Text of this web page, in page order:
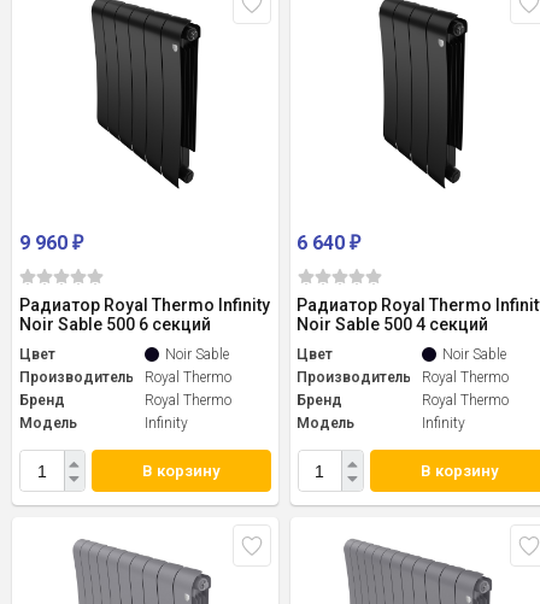
9 960 ₽
Радиатор Royal Thermo Infinity
Noir Sable 500 6 секций
Цвет
Noir Sable
Производитель
Royal Thermo
Бренд
Royal Thermo
Модель
Infinity
В корзину
6 640₽
Радиатор Royal Thermo
Noir Sable 500 4 секций
Цвет
Noir Sable
Производитель
Royal Thermo
Бренд
Royal Thermo
Модель
Infinity
В корзину